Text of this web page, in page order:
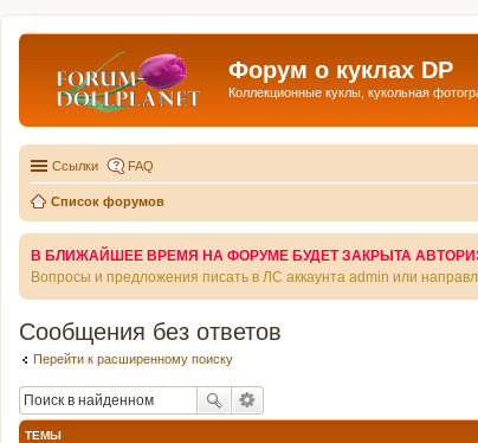
Форум о куклах DP
Коллекционные куклы, кукольная
Ссылки FAQ
Список форумов
В БЛИЖАЙШЕЕ ВРЕМЯ НА ФОРУМЕ БУДЕТ ЗАКРЫТА
Вопросы и предложения писать в ЛС аккаунта admin или
Сообщения без ответов
Перейти к расширенному поиску
ТЕМЫ